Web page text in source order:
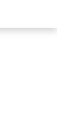
W zoo